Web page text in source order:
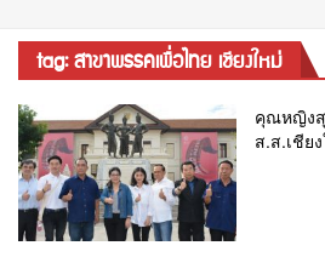
tag: สาขาพรรคเพื่อไทย เชียงใหม่
คุณหญิงสุ
ส.ส.เชีย